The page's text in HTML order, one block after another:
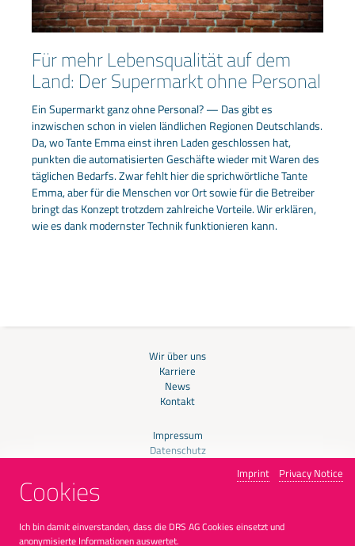
Für mehr Lebensqualität auf dem
Land: Der Supermarkt ohne Personal
Ein Supermarkt ganz ohne Personal? — Das gibt es
inzwischen schon in vielen ländlichen Regionen Deutschlands.
Da, wo Tante Emma einst ihren Laden geschlossen hat,
punkten die automatisierten Geschäfte wieder mit Waren des
täglichen Bedarfs. Zwar fehlt hier die sprichwörtliche Tante
Emma, aber für die Menschen vor Ort sowie für die Betreiber
bringt das Konzept trotzdem zahlreiche Vorteile. Wir erklären,
wie es dank modernster Technik funktionieren kann.
Wir über uns
Karriere
News
Kontakt
Impressum
Datenschutz
Imprint Privacy Notice
Cookies
Ich bin damit einverstanden, dass die DRS AG Cookies einsetzt und
anonymisierte Informationen auswertet.